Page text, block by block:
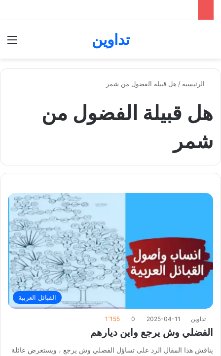
تداوين
الرئيسية / هل قبيلة الفضول من شمر
هل قبيلة الفضول من
شمر
القبائل العربية
تداوين 2025-04-11
0 1٬155
الفضلي وش يرجع واين ديارهم
يناقش هذا المقال الرد على تساؤل الفضلي وش يرجع ، ويستعرض عائلة